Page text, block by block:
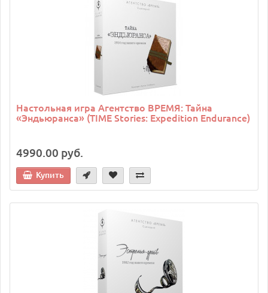
Настольная игра Агентство ВРЕМЯ: Тайна
«Эндьюранса» (TIME Stories: Expedition Endurance)
4990.00 руб.
Купить